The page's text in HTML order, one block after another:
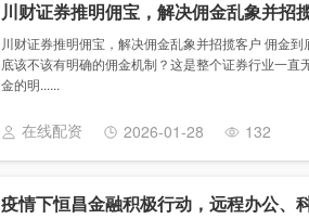
川财证券推明佣宝，解决佣金乱象并招
川财证券推明佣宝，解决佣金乱象并招揽客户 佣金
底该不该有明确的佣金机制？这是整个证券行业一
金的明......
在线配资 2026-01-28 132
疫情下恒昌金融积极行动，远程办公、